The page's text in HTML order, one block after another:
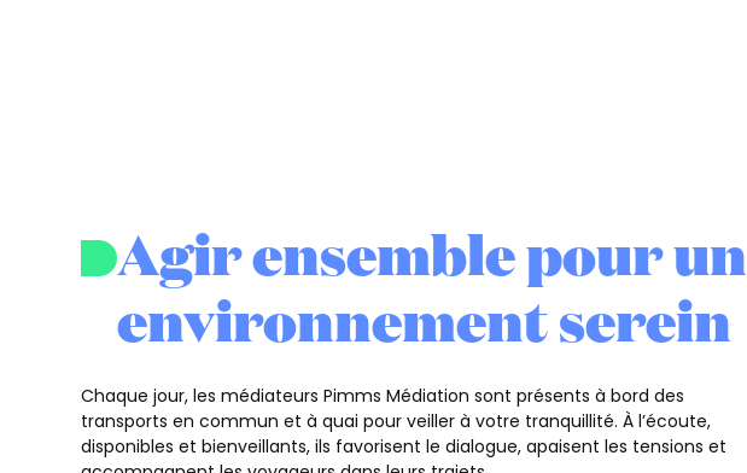
Agir ensemble pour un
environnement serein
Chaque jour, les médiateurs Pimms Médiation sont présents à bord des
transports en commun et à quai pour veiller à votre tranquillité. À l’écoute,
disponibles et bienveillants, ils favorisent le dialogue, apaisent les tensions et